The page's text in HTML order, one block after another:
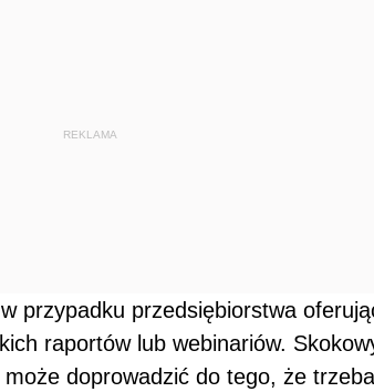
REKLAMA
przypadku przedsiębiorstwa
raportów lub webinariów.
doprowadzić do tego, że